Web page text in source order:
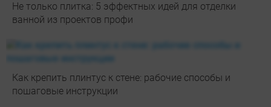
Не только плитка: 5 эффектных идей для отделки
ванной из проектов профи
Как крепить плинтус к стене: рабочие способы и
пошаговые инструкции